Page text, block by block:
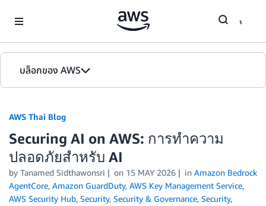
บล็อกของ AWS
หน้าหลัก
รุ่น
AWS Thai Blog
Securing AI on AWS: การทำความ
ปลอดภัยสำหรับ AI
by Tanamed Sidthawonsri on 15 MAY 2026 in Amazon Bedrock
AgentCore, Amazon GuardDuty, AWS Key Management Service,
AWS Security Hub, Security, Security & Governance, Security,